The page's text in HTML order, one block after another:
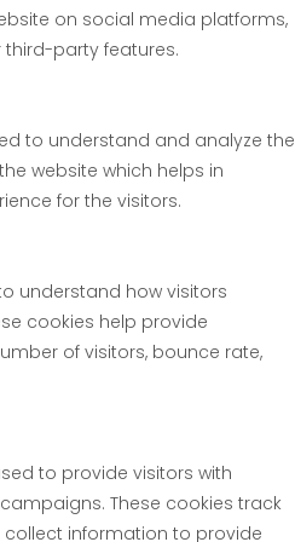
on social media platforms,
party features.
to understand and analyze the
website which helps in
for the visitors.
understand how visitors
cookies help provide
of visitors, bounce rate,
to provide visitors with
These cookies track
information to provide